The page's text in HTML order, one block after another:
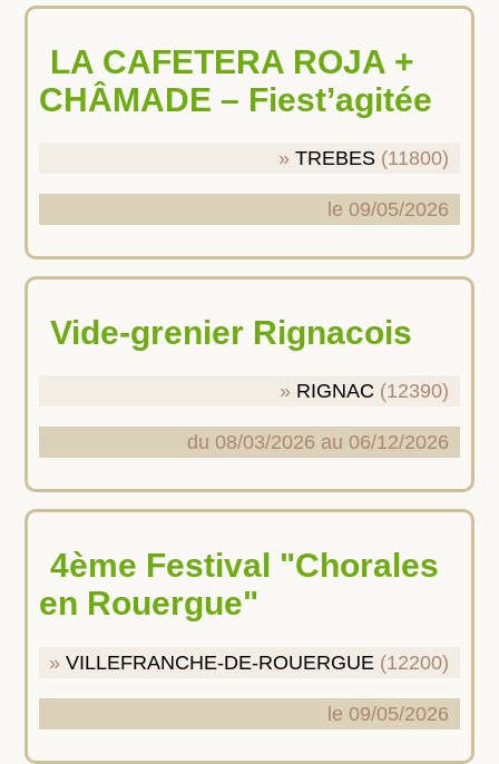
LA CAFETERA ROJA +
CHÂMADE – Fiest’agitée
TREBES (11800)
le 09/05/2026
Vide-grenier Rignacois
RIGNAC (12390)
du 08/03/2026 au 06/12/2026
4ème Festival "Chorales
en Rouergue"
VILLEFRANCHE-DE-ROUERGUE (12200)
le 09/05/2026